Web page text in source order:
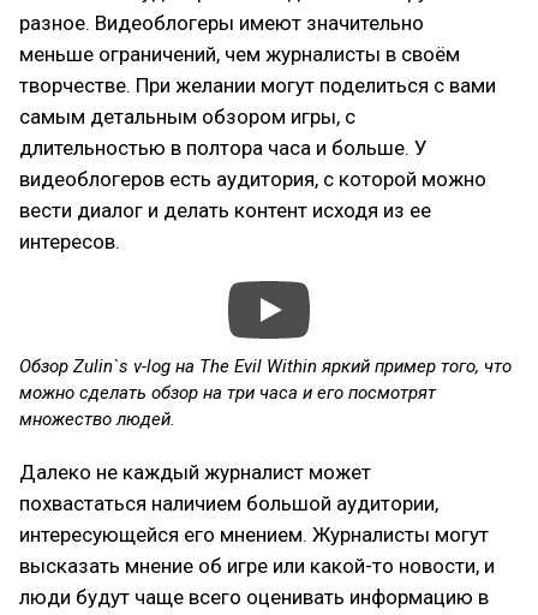
разное. Видеоблогеры имеют значительно
меньше ограничений, чем журналисты в своём
творчестве. При желании могут поделиться с вами
самым детальным обзором игры, с
длительностью в полтора часа и больше. У
видеоблогеров есть аудитория, с которой можно
вести диалог и делать контент исходя из ее
интересов.
Обзор Zulin`s v-log на The Evil Within яркий пример того, что
можно сделать обзор на три часа и его посмотрят
множество людей.
Далеко не каждый журналист может
похвастаться наличием большой аудитории,
интересующейся его мнением. Журналисты могут
высказать мнение об игре или какой-то новости, и
люди будут чаще всего оценивать информацию в